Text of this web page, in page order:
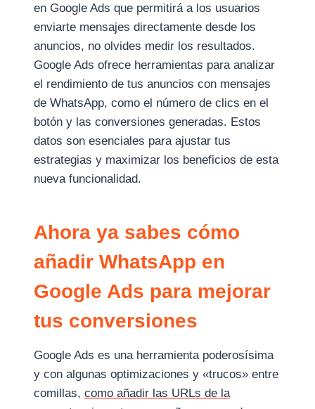
en Google Ads que permitirá a los usuarios
enviarte mensajes directamente desde los
anuncios, no olvides medir los resultados.
Google Ads ofrece herramientas para analizar
el rendimiento de tus anuncios con mensajes
de WhatsApp, como el número de clics en el
botón y las conversiones generadas. Estos
datos son esenciales para ajustar tus
estrategias y maximizar los beneficios de esta
nueva funcionalidad.
Ahora ya sabes cómo
añadir WhatsApp en
Google Ads para mejorar
tus conversiones
Google Ads es una herramienta poderosísima
y con algunas optimizaciones y «trucos» entre
comillas, como añadir las URLs de la